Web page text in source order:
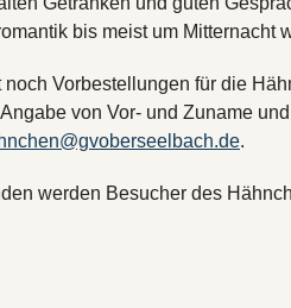
bis meist um Mitternacht
noch Vorbestellungen für die
von Vor- und Zuname
.
werden Besucher des